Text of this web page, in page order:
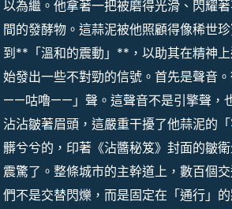
以為繼。他拿著一把被磨得光滑、閃耀
間的發酵物。這蒜泥被他照顧得像稀世
到**「溫和的震動」**，以助其在精神
始發出一些不對勁的信號。首先是聲音
——咕嚕——」聲。這聲音不是引擎聲，
沾沾皺著眉頭，這嚴重干擾了他蒜泥的
髒兮兮的，印著《沾醬秘笈》封面的皺
震驚了。整條城市的主幹道上，數百個
們不是交替閃爍，而是固定在「通行」